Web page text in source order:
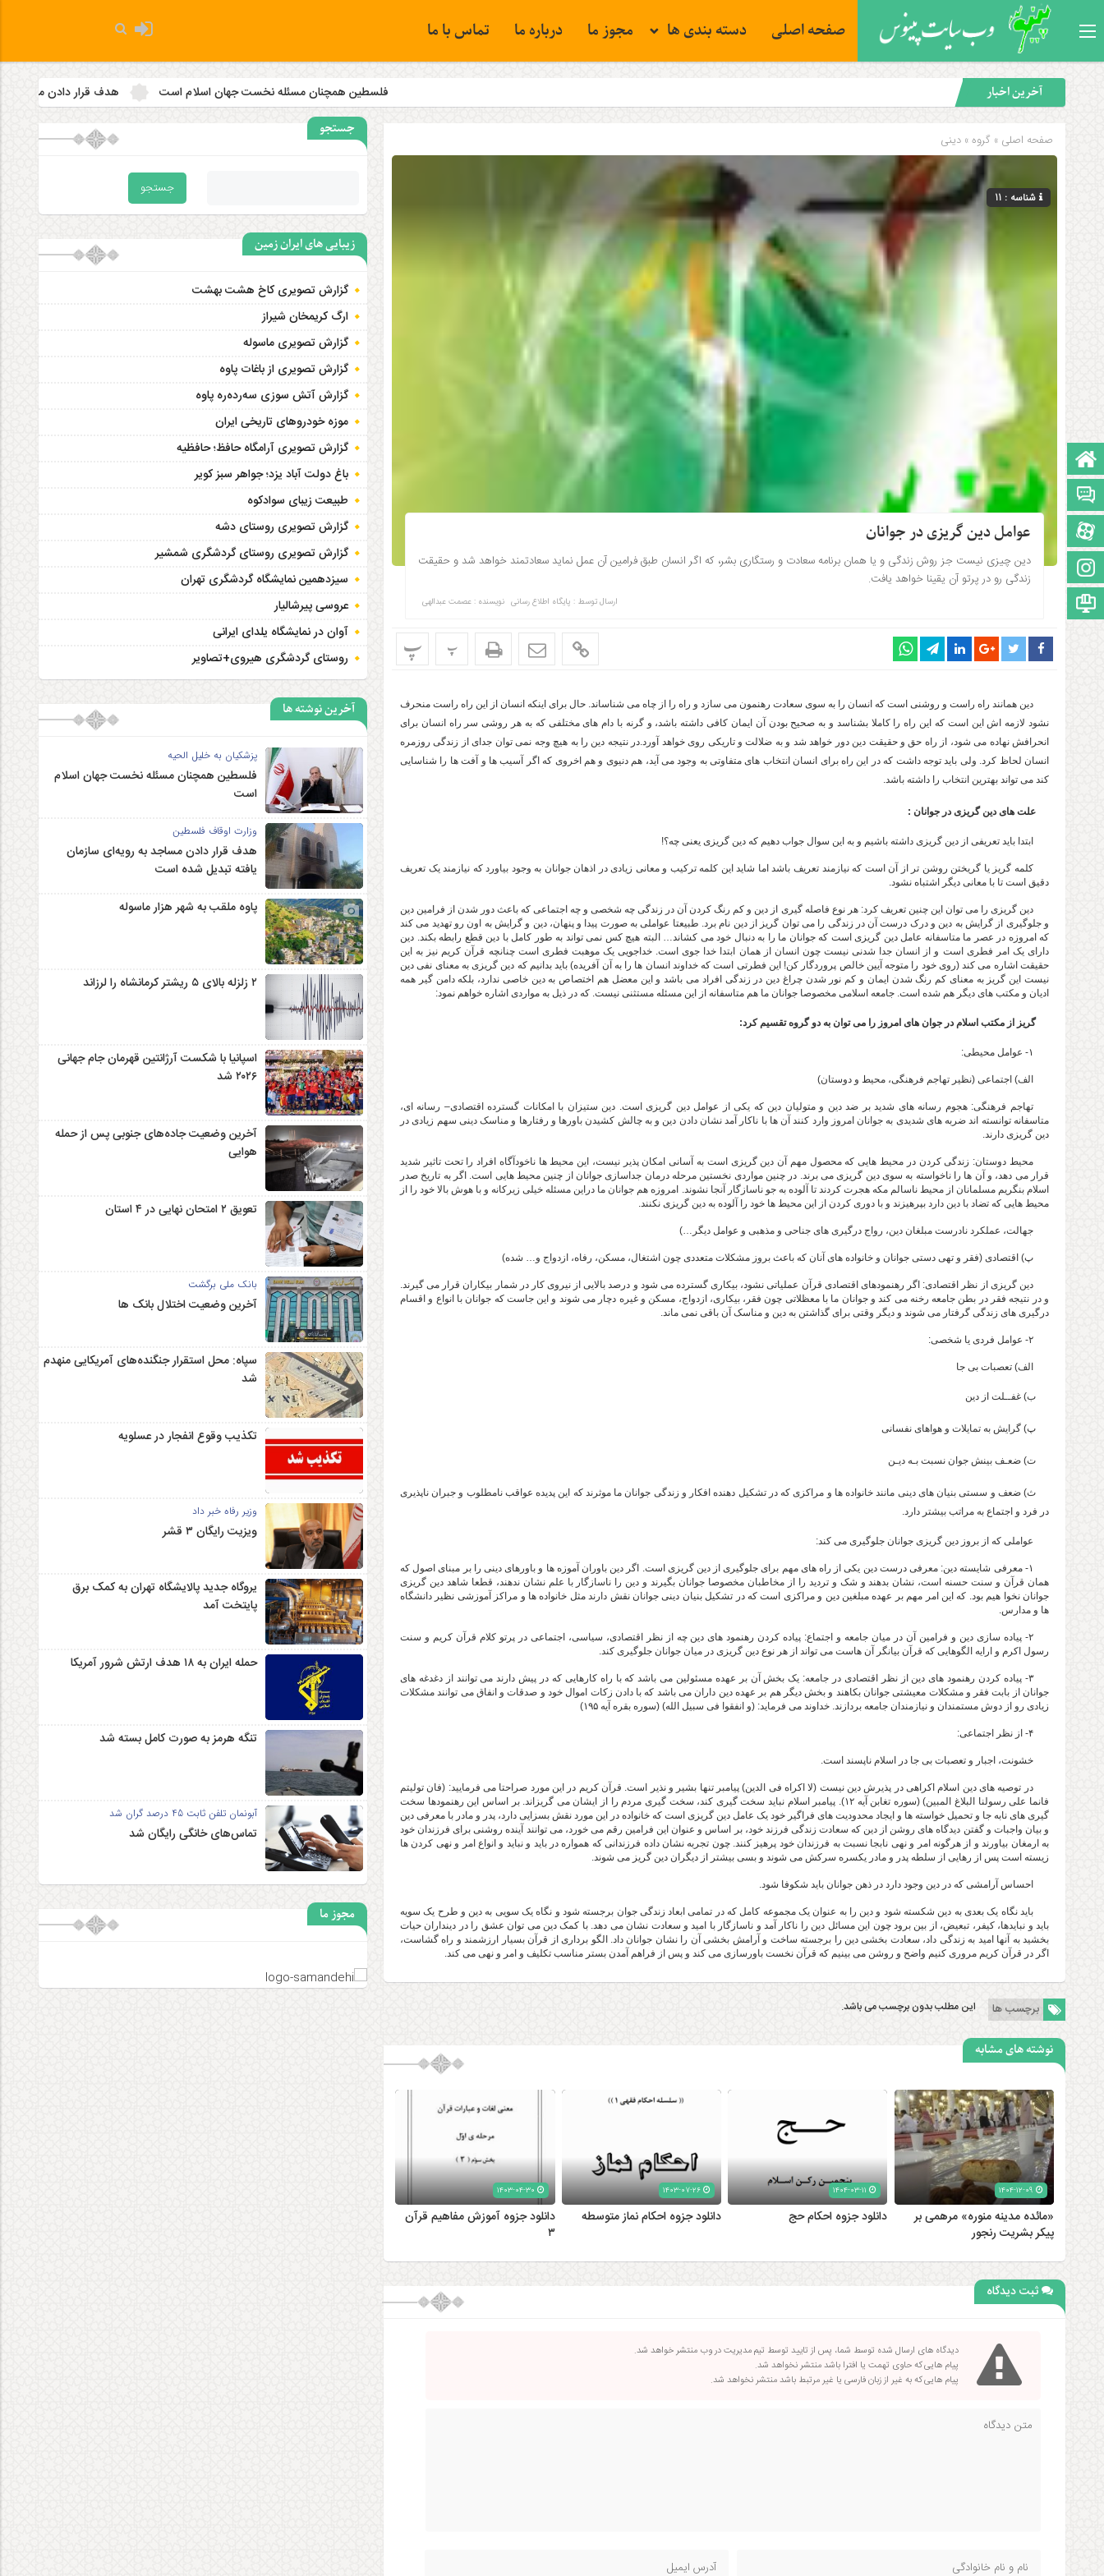
صفحه اصلی دسته بندی ها مجوز ما درباره ما تماس با ما
صفحه نخست
تالار گفتمان
اینستاگرام
آخرین اخبار فلسطین همچنان مسئله نخست جهان اسلام است هدف قرار دادن مساجد به رویه‌ای سازمان‌
صفحه اصلی » گروه » دینی
شناسه : 11
عوامل دین گریزی در جوانان
دین چیزی نیست جز روش زندگی و یا همان برنامه سعادت و رستگاری بشر، که اگر انسان طبق فرامین آن عمل نماید سعادتمند خواهد شد و حقیقت
زندگی رو در پرتو آن یقینا خواهد یافت.
ارسال توسط : پایگاه اطلاع رسانی نویسنده : عصمت عبدالهی
پ پ
دین همانند راه راست و روشنی است که انسان را به سوی سعادت رهنمون می سازد و راه را از چاه می شناساند. حال برای اینکه انسان از این راه راست منحرف
نشود لازمه اش این است که این راه را کاملا بشناسد و به صحیح بودن آن ایمان کافی داشته باشد، و گرنه با دام های مختلفی که به هر روشی سر راه انسان برای
انحرافش نهاده می شود، از راه حق و حقیقت دین دور خواهد شد و به ضلالت و تاریکی روی خواهد آورد.در نتیجه دین را به هیچ وجه نمی توان جدای از زندگی روزمره
انسان لحاظ کرد. ولی باید توجه داشت که در این راه برای انسان انتخاب های متفاوتی به وجود می آید، هم دنیوی و هم اخروی که اگر آسیب ها و آفت ها را شناسایی
کند می تواند بهترین انتخاب را داشته باشد.
علت های دین گریزی در جوانان :
ابتدا باید تعریفی از دین گریزی داشته باشیم و به این سوال جواب دهیم که دین گریزی یعنی چه؟!
کلمه گریز یا گریختن روشن تر از آن است که نیازمند تعریف باشد اما شاید این کلمه ترکیب و معانی زیادی در اذهان جوانان به وجود بیاورد که نیازمند یک تعریف
دقیق است تا با معانی دیگر اشتباه نشود.
دین گریزی را می توان این چنین تعریف کرد: هر نوع فاصله گیری از دین و کم رنگ کردن آن در زندگی چه شخصی و چه اجتماعی که باعث دور شدن از فرامین دین
و جلوگیری از گرایش به دین و درک درست آن در زندگی را می توان گریز از دین نام برد. طبیعتا عواملی به صورت پیدا و پنهان، دین و گرایش به اون رو تهدید می کند
که امروزه در عصر ما متاسفانه عامل دین گریزی است که جوانان ما را به دنبال خود می کشاند… البته هیچ کس نمی تواند به طور کامل با دین قطع رابطه بکند. دین
دارای یک امر فطری است و از انسان جدا شدنی نیست چون انسان از همان ابتدا خدا جوی است. خداجویی یک موهبت فطری است چنانچه قرآن کریم نیز به این
حقیقت اشاره می کند (روی خود را متوجه آیین خالص پروردگار کن! این فطرتی است که خداوند انسان ها را به آن آفریده) باید بدانیم که دین گریزی به معنای نفی دین
نیست این گریز به معنای کم رنگ شدن ایمان و کم نور شدن چراغ دین در زندگی افراد می باشد و این معضل هم اختصاص به دین خاصی ندارد، بلکه دامن گیر همه
ادیان و مکتب های دیگر هم شده است. جامعه اسلامی مخصوصا جوانان ما هم متاسفانه از این مسئله مستثنی نیست. که در ذیل به مواردی اشاره خواهم نمود:
گریز از مکتب اسلام در جوان های امروز را می توان به دو گروه تقسیم کرد:
۱- عوامل محیطی:
الف) اجتماعی (نظیر تهاجم فرهنگی، محیط و دوستان)
تهاجم فرهنگی: هجوم رسانه های شدید بر ضد دین و متولیان دین که یکی از عوامل دین گریزی است. دین ستیزان با امکانات گسترده اقتصادی– رسانه ای،
متاسفانه توانسته اند ضربه های شدیدی به جوانان امروز وارد کنند آن ها با ناکار آمد نشان دادن دین و به چالش کشیدن باورها و رفتارها و مناسک دینی سهم زیادی در
دین گریزی دارند.
محیط دوستان: زندگی کردن در محیط هایی که محصول مهم آن دین گریزی است به آسانی امکان پذیر نیست، این محیط ها ناخودآگاه افراد را تحت تاثیر شدید
قرار می دهد، و آن ها را ناخواسته به سوی دین گریزی می برند. در چنین مواردی نخستین مرحله درمان جداسازی جوانان از چنین محیط هایی است. اگر به تاریخ صدر
اسلام بنگریم مسلمانان از محیط ناسالم مکه هجرت کردند تا آلوده به جو ناسازگار آنجا نشوند. امروزه هم جوانان ما دراین مسئله خیلی زیرکانه و با هوش بالا خود را از
محیط هایی که تضاد با دین دارد بپرهیزند و با دوری کردن از این محیط ها خود را آلوده به دین گریزی نکنند.
جهالت، عملکرد نادرست مبلغان دین، رواج درگیری های جناحی و مذهبی و عوامل دیگر…)
پ) اقتصادی (فقر و تهی دستی جوانان و خانواده های آنان که باعث بروز مشکلات متعددی چون اشتغال، مسکن، رفاه، ازدواج و… شده)
دین گریزی از نظر اقتصادی: اگر رهنمودهای اقتصادی قرآن عملیاتی نشود، بیکاری گسترده می شود و درصد بالایی از نیروی کار در شمار بیکاران قرار می گیرند.
و در نتیجه فقر در بطن جامعه رخنه می کند و جوانان ما با معظلاتی چون فقر، بیکاری، ازدواج، مسکن و غیره دچار می شوند و این جاست که جوانان با انواع و اقسام
درگیری های زندگی گرفتار می شوند و دیگر وقتی برای گذاشتن به دین و مناسک آن باقی نمی ماند.
۲- عوامل فردی یا شخصی:
الف) تعصبات بی جا
ب) غفــلت از دین
پ) گرایش به تمایلات و هواهای نفسانی
ت) ضعـف بینش جوان نسبت بـه دیـن
ث) ضعف و سستی بنیان های دینی مانند خانواده ها و مراکزی که در تشکیل دهنده افکار و زندگی جوانان ما موثرند که این پدیده عواقب نامطلوب و جبران ناپذیری
در فرد و اجتماع به مراتب بیشتر دارد.
عواملی که از بروز دین گریزی جوانان جلوگیری می کند:
۱- معرفی شایسته دین: معرفی درست دین یکی از راه های مهم برای جلوگیری از دین گریزی است. اگر دین باوران آموزه ها و باورهای دینی را بر مبنای اصول که
همان قرآن و سنت حسنه است، نشان بدهند و شک و تردید را از مخاطبان مخصوصا جوانان بگیرند و دین را ناسازگار با علم نشان ندهند، قطعا شاهد دین گریزی
جوانان نخوا هیم بود. که این امر مهم بر عهده مبلغین دین و مراکزی است که در تشکیل بنیان دینی جوانان نقش دارند مثل خانواده ها و مراکز آموزشی نظیر دانشگاه
ها و مدارس.
۲- پیاده سازی دین و فرامین آن در میان جامعه و اجتماع: پیاده کردن رهنمود های دین چه از نظر اقتصادی، سیاسی، اجتماعی در پرتو کلام قرآن کریم و سنت
رسول اکرم و ارایه الگوهایی که قرآن بیانگر آن هاست می تواند از هر نوع دین گریزی در میان جوانان جلوگیری کند.
۳- پیاده کردن رهنمود های دین از نظر اقتصادی در جامعه: یک بخش آن بر عهده مسئولین می باشد که با راه کارهایی که در پیش دارند می توانند از دغدغه های
جوانان از بابت فقر و مشکلات معیشتی جوانان بکاهند و بخش دیگر هم بر عهده دین داران می باشد که با دادن زکات اموال خود و صدقات و انفاق می توانند مشکلات
زیادی رو از دوش مستمندان و نیازمندان جامعه بردازند. خداوند می فرماید: (و انفقوا فی سبیل الله) (سوره بقره آیه ۱۹۵)
۴- از نظر اجتماعی:
خشونت، اجبار و تعصبات بی جا در اسلام ناپسند است.
در توصیه های دین اسلام اکراهی در پذیرش دین نیست (لا اکراه فی الدین) پیامبر تنها بشیر و نذیر است. قرآن کریم در این مورد صراحتا می فرمایید: (فان تولیتم
فانما علی رسولنا البلاغ المبین) (سوره تغابن آیه ۱۲). پیامبر اسلام نباید سخت گیری کند، سخت گیری مردم را از ایشان می گریزاند. بر اساس این رهنمودها سخت
گیری های نابه جا و تحمیل خواسته ها و ایجاد محدودیت های فراگیر خود یک عامل دین گریزی است که خانواده در این مورد نقش بسزایی دارد، پدر و مادر با معرفی دین
و بیان واجبات و گفتن دیدگاه های روشن از دین که سعادت زندگی فرزند خود، بر اساس و عنوان این فرامین رقم می خورد، می توانند آینده روشنی برای فرزندان خود
به ارمغان بیاورند و از هرگونه امر و نهی نابجا نسبت به فرزندان خود پرهیز کنند. چون تجربه نشان داده فرزندانی که همواره در باید و نباید و انواع امر و نهی کردن ها
زیسته است پس از رهایی از سلطه پدر و مادر یکسره سرکش می شوند و بسی بیشتر از دیگران دین گریز می شوند.
احساس آرامشی که در دین وجود دارد در ذهن جوانان باید شکوفا شود.
باید نگاه یک بعدی به دین شکسته شود و دین را به عنوان یک مجموعه کامل که در تمامی ابعاد زندگی جوان برجسته شود و نگاه یک سویی به دین و طرح یک سویه
باید و نبایدها، کیفر، تبعیض، از بین برود چون این مسائل دین را ناکار آمد و ناسازگار با امید و سعادت نشان می دهد. با کمک دین می توان عشق را در دینداران حیات
بخشید به آنها امید به زندگی داد، سعادت بخشی دین را برجسته ساخت و آرامش بخشی آن را نشان جوانان داد. الگو برداری از قرآن بسیار ارزشمند و راه گشاست،
اگر در قرآن کریم مروری کنیم واضح و روشن می بینیم که قرآن نخست باورسازی می کند و پس از فراهم آمدن بستر مناسب تکلیف و امر و نهی می کند.
برچسب ها این مطلب بدون برچسب می باشد.
نوشته های مشابه
«مائده مدینه منوره» مرهمی بر
پیکر بشریت رنجور
۱۴۰۴-۰۳-۱۱
دانلود جزوه احکام حج
۱۴۰۳-۰۷-۲۶
دانلود جزوه احکام نماز متوسطه
دانلود جزوه آموزش مفاهیم قرآن
۳
ثبت دیدگاه
دیدگاه های ارسال شده توسط شما، پس از تایید توسط تیم مدیریت در وب منتشر خواهد شد.
پیام هایی که حاوی تهمت یا افترا باشد منتشر نخواهد شد.
پیام هایی که به غیر از زبان فارسی یا غیر مرتبط باشد منتشر نخواهد شد.
جستجو
زیبایی های ایران زمین
گزارش تصویری کاخ هشت‌ بهشت
ارگ کریمخان شیراز
گزارش تصویری ماسوله
گزارش تصویری از باغات پاوه
گزارش آتش سوزی سەردەرە پاوه
موزه خودروهای تاریخی ایران
گزارش تصویری آرامگاه حافظ؛ حافظیه‎
باغ دولت آباد یزد؛ جواهر سبز کویر
طبیعت زیبای سوادکوه
گزارش تصویری روستای دشه
گزارش تصویری روستای گردشگری شمشیر
سیزدهمین نمایشگاه گردشگری تهران
عروسی پیرشالیار
آوان در نمایشگاه یلدای ایرانی
روستای گردشگری هیروی+تصاویر
آخرین نوشته ها
پزشکیان به خلیل الحیه
فلسطین همچنان مسئله نخست جهان اسلام
است
وزارت اوقاف فلسطین
هدف قرار دادن مساجد به رویه‌ای سازمان‌
یافته تبدیل شده است
پاوه ملقب به شهر هزار ماسوله
۲ زلزله‌ بالای ۵ ریشتر کرمانشاه را لرزاند
اسپانیا با شکست آرژانتین قهرمان جام جهانی
۲۰۲۶ شد
آخرین وضعیت جاده‌های جنوبی پس از حمله
هوایی
تعویق ۲ امتحان نهایی در ۴ استان
بانک ملی برگشت
آخرین وضعیت اختلال بانک ها
سپاه: محل استقرار جنگنده‌های آمریکایی منهدم
شد
تکذیب وقوع انفجار در عسلویه
وزیر رفاه خبر داد
ویزیت رایگان ۳ قشر
یروگاه جدید پالایشگاه تهران به کمک برق
پایتخت آمد
حمله ایران به ۱۸ هدف ارتش شرور آمریکا
تنگه هرمز به صورت کامل بسته شد
آبونمان تلفن ثابت 45 درصد گران شد
تماس‌های خانگی رایگان شد
مجوز ما